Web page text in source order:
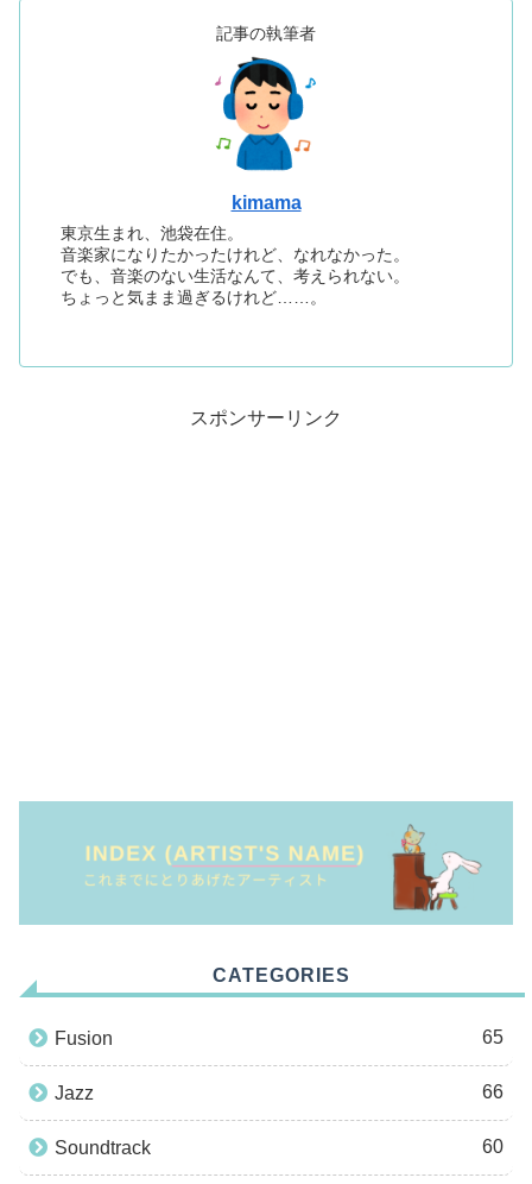
記事の執筆者
kimama
東京生まれ、池袋在住。
音楽家になりたかったけれど、なれなかった。
でも、音楽のない生活なんて、考えられない。
ちょっと気まま過ぎるけれど……。
スポンサーリンク
CATEGORIES
Fusion 65
Jazz 66
Soundtrack 60